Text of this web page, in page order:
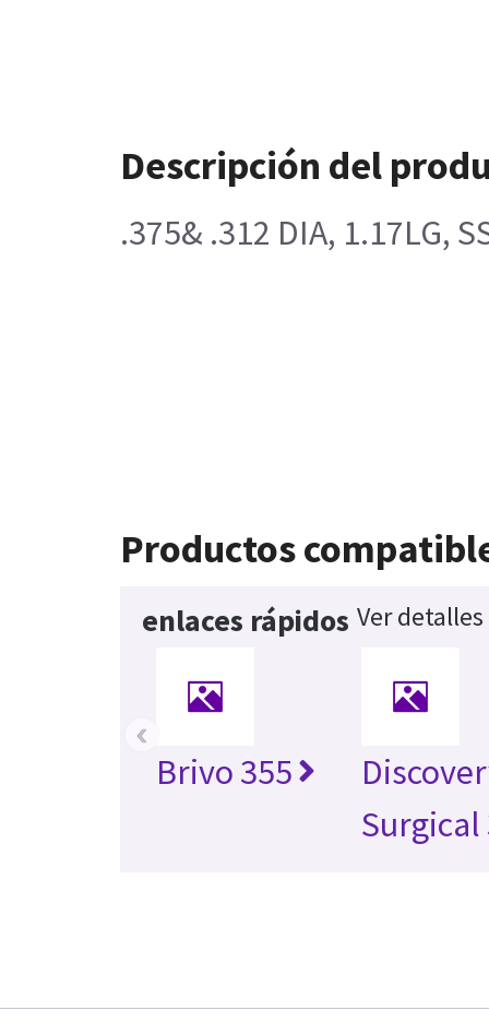
Descripción del
.375& .312 DIA, 1.17LG,
Productos
enlaces rápidos Ver
Brivo 355
Surgical
‹